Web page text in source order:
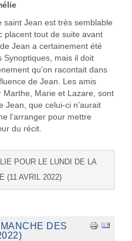
Jean est très semblable
placent tout de suite avant
Jean a certainement été
Synoptiques, mais il doit
qu’on racontait dans
de Jean. Les amis
Marthe, Marie et Lazare, sont
Jean, que celui-ci n’aurait
l’arranger pour mettre
du récit.
POUR LE LUNDI DE LA
(11 AVRIL 2022)
DES